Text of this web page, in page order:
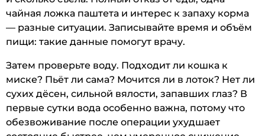
чайная ложка паштета и интерес к запаху корма
— разные ситуации. Записывайте время и объём
пищи: такие данные помогут врачу.
Затем проверьте воду. Подходит ли кошка к
миске? Пьёт ли сама? Мочится ли в лоток? Нет ли
сухих дёсен, сильной вялости, запавших глаз? В
первые сутки вода особенно важна, потому что
обезвоживание после операции ухудшает